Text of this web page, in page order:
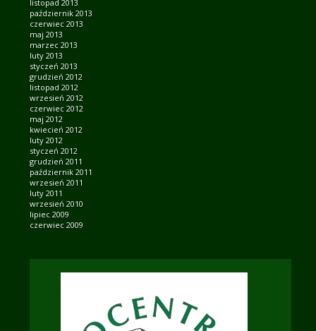
listopad 2013
październik 2013
czerwiec 2013
maj 2013
marzec 2013
luty 2013
styczeń 2013
grudzień 2012
listopad 2012
wrzesień 2012
czerwiec 2012
maj 2012
kwiecień 2012
luty 2012
styczeń 2012
grudzień 2011
październik 2011
wrzesień 2011
luty 2011
wrzesień 2010
lipiec 2009
czerwiec 2009